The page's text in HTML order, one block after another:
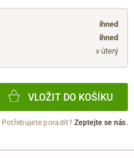
ihned
ihned
v úterý
VLOŽIT DO KOŠÍKU
Potřebujete poradit?Zeptejte se nás.